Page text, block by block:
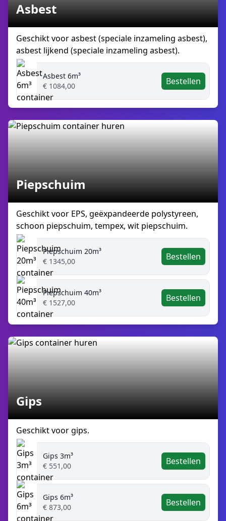
Asbest
Geschikt voor asbest (speciale inzameling asbest),
asbest lijkend (speciale inzameling asbest).
Asbest 6m³
€ 1084,00
Bestellen
Piepschuim
Geschikt voor EPS, geëxpandeerde polystyreen,
schoon piepschuim, tempex, wit piepschuim.
Piepschuim 20m³
€ 1345,00
Bestellen
Piepschuim 40m³
€ 1527,00
Bestellen
Gips
Geschikt voor gips.
Gips 3m³
€ 551,00
Bestellen
Gips 6m³
€ 873,00
Bestellen